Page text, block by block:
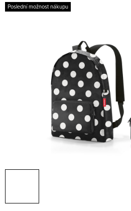
Poslední možnost nákupu